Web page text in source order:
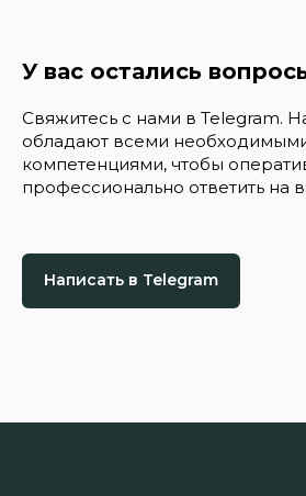
У вас остались
Свяжитесь с нами в Telegram.
обладают всеми
компетенциями, чтобы
профессионально ответить на
Написать в Telegram